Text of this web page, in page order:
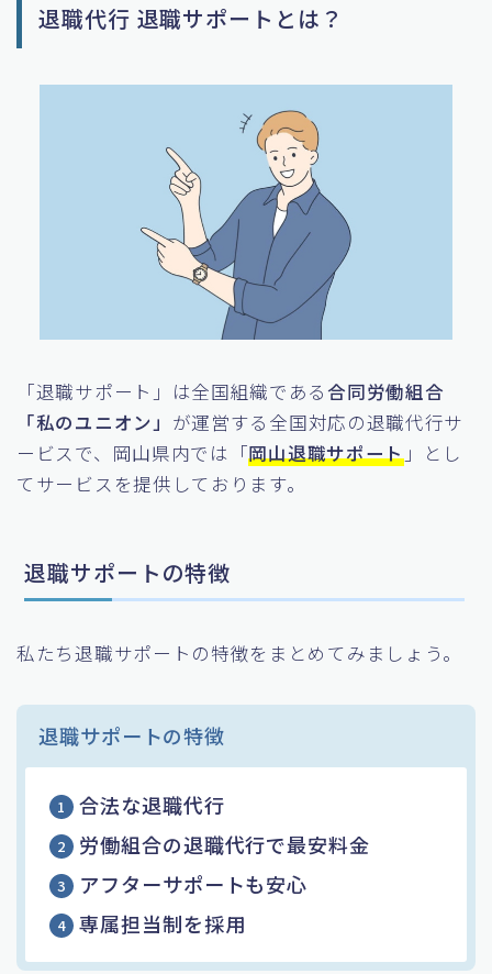
退職代行 退職サポートとは？
「退職サポート」は全国組織である合同労働組合
「私のユニオン」 が運営する全国対応の退職代行サ
ービスで、岡山県内では「岡山退職サポート 」とし
てサービスを提供しております。
退職サポートの特徴
私たち退職サポートの特徴をまとめてみましょう。
退職サポートの特徴
合法な退職代行
労働組合の退職代行で最安料金
アフターサポートも安心
専属担当制を採用